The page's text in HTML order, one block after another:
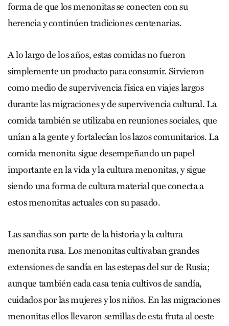
forma de que los menonitas se conecten con su
herencia y continúen tradiciones centenarias.
A lo largo de los años, estas comidas no fueron
simplemente un producto para consumir. Sirvieron
como medio de supervivencia física en viajes largos
durante las migraciones y de supervivencia cultural. La
comida también se utilizaba en reuniones sociales, que
unían a la gente y fortalecían los lazos comunitarios. La
comida menonita sigue desempeñando un papel
importante en la vida y la cultura menonitas, y sigue
siendo una forma de cultura material que conecta a
estos menonitas actuales con su pasado.
Las sandías son parte de la historia y la cultura
menonita rusa. Los menonitas cultivaban grandes
extensiones de sandía en las estepas del sur de Rusia;
aunque también cada casa tenía cultivos de sandía,
cuidados por las mujeres y los niños. En las migraciones
menonitas ellos llevaron semillas de esta fruta al oeste